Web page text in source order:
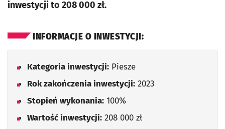
inwestycji to 208 000 zł.
INFORMACJE O INWESTYCJI:
Kategoria inwestycji: Piesze
Rok zakończenia inwestycji: 2023
Stopień wykonania: 100%
Wartość inwestycji: 208 000 zł